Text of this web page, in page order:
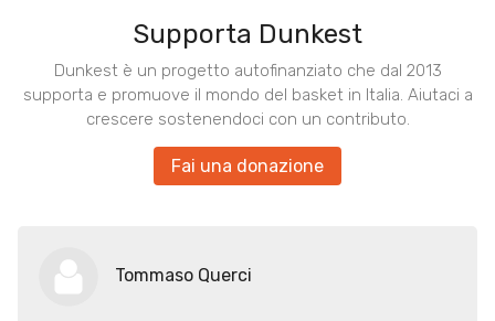
Supporta Dunkest
Dunkest è un progetto autofinanziato che dal 2013
supporta e promuove il mondo del basket in Italia. Aiutaci a
crescere sostenendoci con un contributo.
Fai una donazione
Tommaso Querci